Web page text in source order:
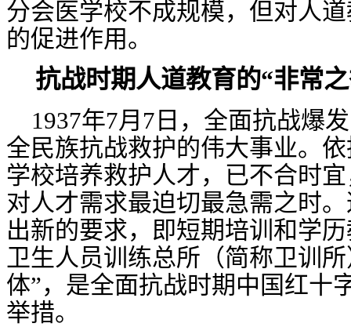
分会医学校不成规模，但对人
的促进作用。
抗战时期人道教育的“非常
1937年7月7日，全面抗战爆
全民族抗战救护的伟大事业。
学校培养救护人才，已不合时
对人才需求最迫切最急需之时
出新的要求，即短期培训和学
卫生人员训练总所（简称卫训
体”，是全面抗战时期中国红十
举措。